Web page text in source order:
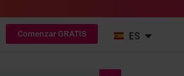
Comenzar GRATIS ES
NL